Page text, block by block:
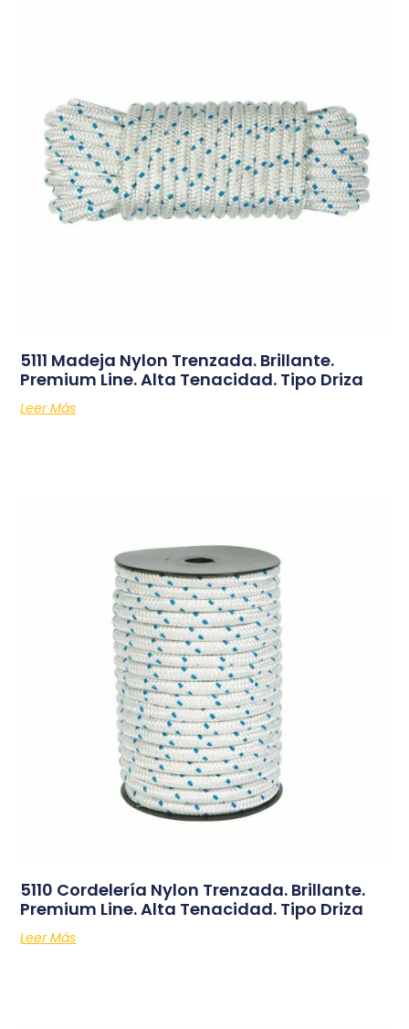
5111 Madeja Nylon Trenzada. Brillante.
Premium Line. Alta Tenacidad. Tipo Driza
Leer Más
5110 Cordelería Nylon Trenzada. Brillante.
Premium Line. Alta Tenacidad. Tipo Driza
Leer Más